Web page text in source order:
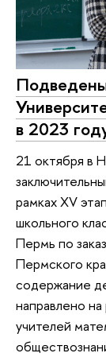
в 2023
21 октября в
рамках XV
школьного
Пермь по
Пермского
содержание
направлено
учителей